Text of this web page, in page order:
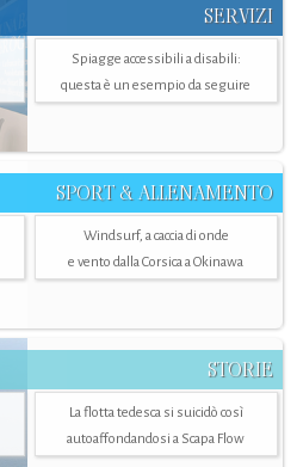
SERVIZI
Spiagge accessibili a disabili:
questa è un esempio da seguire
SPORT & ALLENAMENTO
Windsurf, a caccia di onde
e vento dalla Corsica a Okinawa
STORIE
La flotta tedesca si suicidò così
autoaffondandosi a Scapa Flow